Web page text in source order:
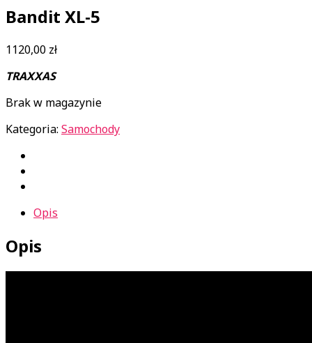
Bandit XL-5
1120,00 zł
TRAXXAS
Brak w magazynie
Kategoria: Samochody
Opis
Opis